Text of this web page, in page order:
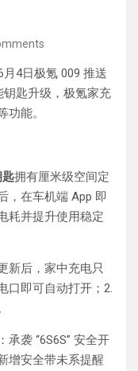
4日极氪 009 推送
钥匙升级，极氪家充
能。
匙拥有厘米级空间定
，在车机端 App 即
耗并提升使用稳定
新后，家中充电只
口即可自动打开；2.
承袭 “6S6S” 安全开
增安全带未系提醒